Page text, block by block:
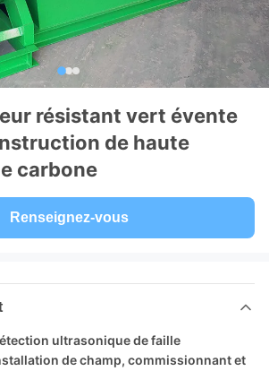
résistant vert évente
de haute
carbone
Renseignez-vous
ultrasonique de faille
de champ, commissionnant et